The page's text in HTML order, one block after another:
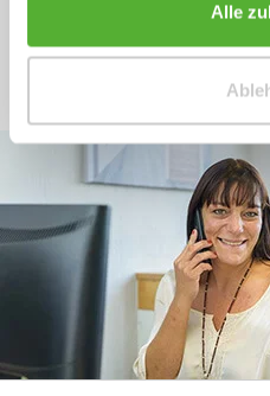
Alle
+49 (0)4244 965 34 04